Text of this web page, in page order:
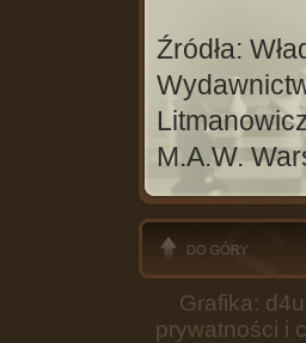
Źródła:
M.A.W.
Grafika:
prywatności i